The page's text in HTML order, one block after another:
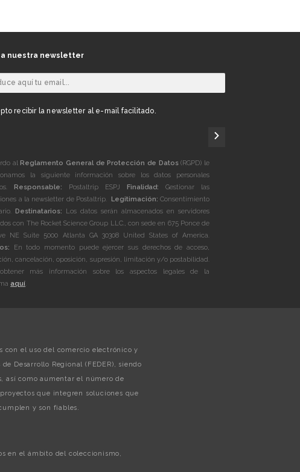
nuestra newsletter
recibir la newsletter al e-mail facilitado.
al Reglamento General de Protección de Datos(RGPD) le
la siguiente información sobre los datos personales
Responsable: Postaltrip ESPJ Finalidad: Gestionar las
a la newsletter de Postaltrip.
Legitimación: Consentimiento
Destinatarios: Los datos serán almacenados en servidores
con The Rocket Science Group LLC., con sede en 675 Ponce de
NE Suite 5000 Atlanta GA 30308 United States of America.
En todo momento puede ejercer sus derechos de acceso,
cancelación, oposición, supresión, limitación y/o postabilidad.
más información sobre los aspectos legales de la
aquí.
con el uso del comercio electrónico y
Desarrollo Regional (FEDER), siendo
así como aumentar el número de
que integren soluciones que
y son fiables.
en el ámbito del coleccionismo,